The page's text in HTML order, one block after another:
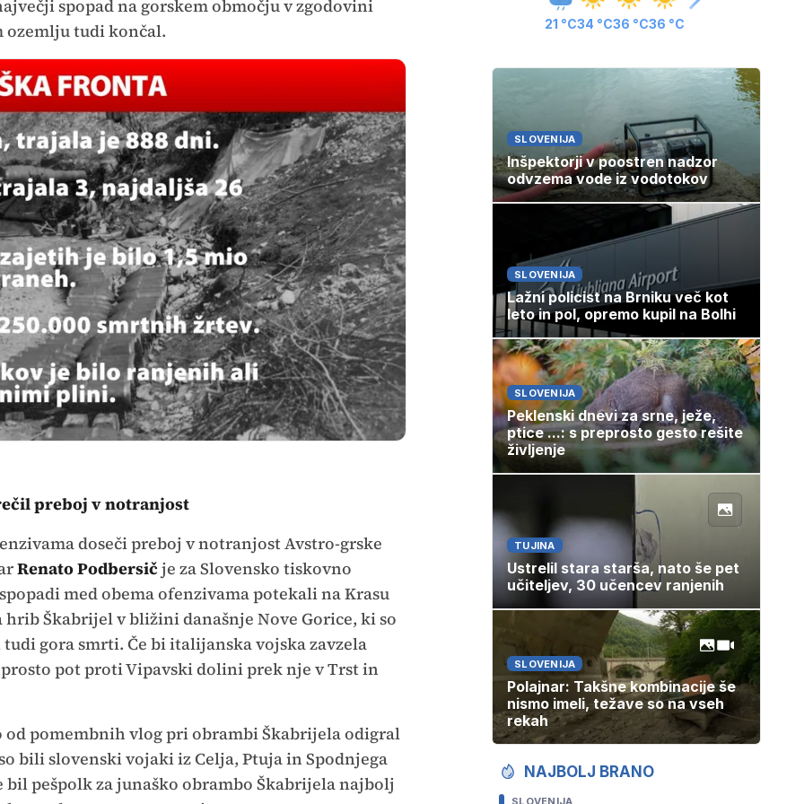
spopad na gorskem območju v zgodovini
ozemlju tudi končal.
preboj v notranjost
doseči preboj v notranjost Avstro-grske
Renato Podbersič je za Slovensko tiskovno
med obema ofenzivama potekali na Krasu
Škabrijel v bližini današnje Nove Gorice, ki so
gora smrti. Če bi italijanska vojska zavzela
pot proti Vipavski dolini prek nje v Trst in
pomembnih vlog pri obrambi Škabrijela odigral
bili slovenski vojaki iz Celja, Ptuja in Spodnjega
bil pešpolk za junaško obrambo Škabrijela najbolj
21 °C34 °C36 °C36 °C
SLOVENIJA
Inšpektorji v poostren nadzor
odvzema vode iz vodotokov
SLOVENIJA
Lažni policist na Brniku več kot
leto in pol, opremo kupil na Bolhi
SLOVENIJA
Peklenski dnevi za srne, ježe,
ptice ...: s preprosto gesto rešite
življenje
TUJINA
Ustrelil stara starša, nato še pet
učiteljev, 30 učencev ranjenih
SLOVENIJA
Polajnar: Takšne kombinacije še
nismo imeli, težave so na vseh
rekah
NAJBOLJ BRANO